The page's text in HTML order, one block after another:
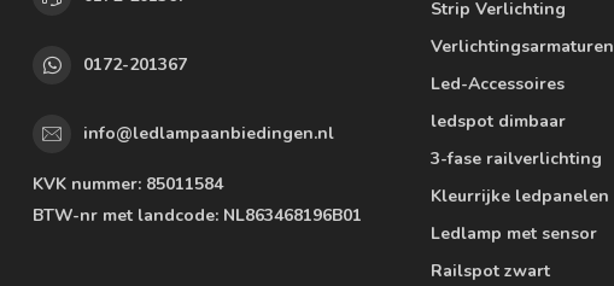
0172-201367
info@ledlampaanbiedingen.nl
KVK nummer: 85011584
BTW-nr met landcode: NL863468196B01
Strip Verlichting
Verlichtingsarmaturen
Led-Accessoires
ledspot dimbaar
3-fase railverlichting
Kleurrijke ledpanelen
Ledlamp met sensor
Railspot zwart